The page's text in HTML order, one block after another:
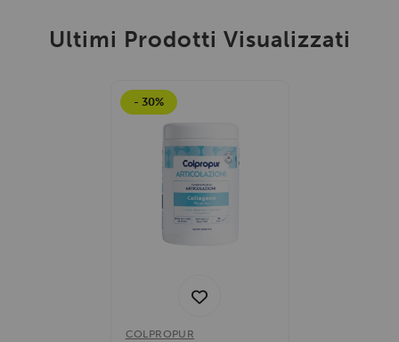
Ultimi Prodotti Visualizzati
- 30%
COLPROPUR